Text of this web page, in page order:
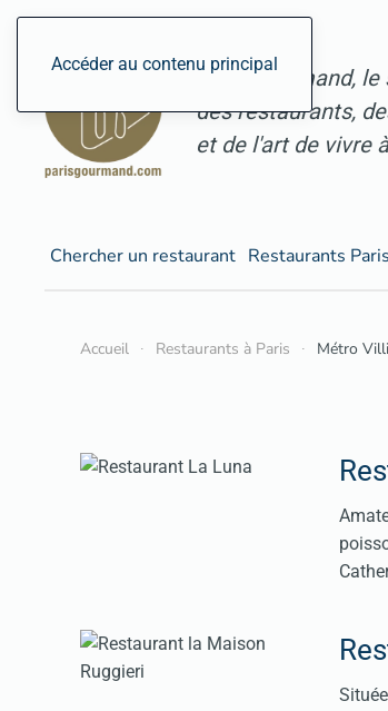
Accéder au contenu principal
ParisGourmand, le
des restaurants,
et de l'art de vivre
Chercher un restaurant Restaurants Paris
Accueil Restaurants à Paris Métro